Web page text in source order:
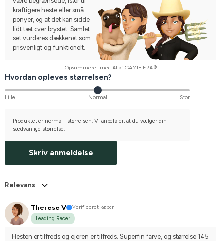
kraftigere heste eller små
ponyer, og at det kan sidde
lidt tæt over brystet. Samlet
set vurderes dækkenet som
prisvenligt og funktionelt.
Opsummeret med AI af GAMIFIERA.®
Hvordan opleves størrelsen?
Lille Normal Stor
Produktet er normal i størrelsen. Vi anbefaler, at du vælger din
sædvanlige størrelse.
Skriv anmeldelse
Relevans
Therese V
Verificeret køber
Leading Racer
Hesten er tilfreds og ejeren er tilfreds. Superfin farve, og størrelse 145